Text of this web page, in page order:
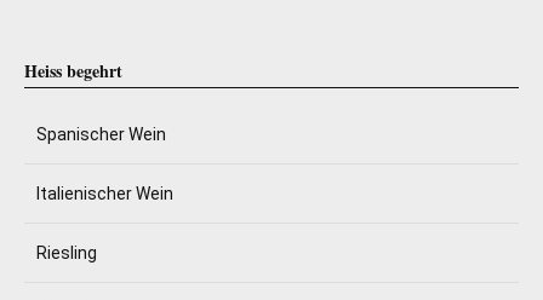
Heiss begehrt
Spanischer Wein
Italienischer Wein
Riesling